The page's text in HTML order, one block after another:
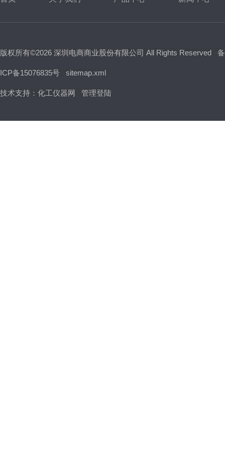
版权所有©2026 深圳电商商业股份有限公司 All Rights Reserved
ICP备15076835号 sitemap.xml
技术支持： 化工仪器网 管理登陆